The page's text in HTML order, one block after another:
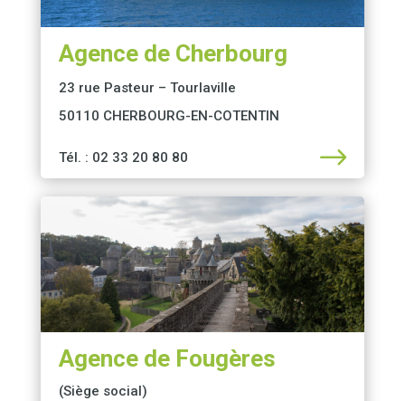
Agence de Cherbourg
23 rue Pasteur – Tourlaville
50110 CHERBOURG-EN-COTENTIN
Tél. : 02 33 20 80 80 $
Agence de Fougères
(Siège social)